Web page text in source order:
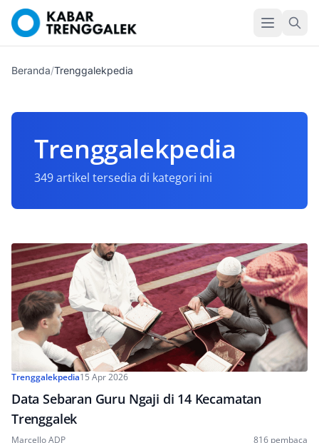
Beranda/Trenggalekpedia
Trenggalekpedia
349 artikel tersedia di kategori ini
Trenggalekpedia15 Apr 2026
Data Sebaran Guru Ngaji di 14 Kecamatan
Trenggalek
Marcello ADP 816 pembaca